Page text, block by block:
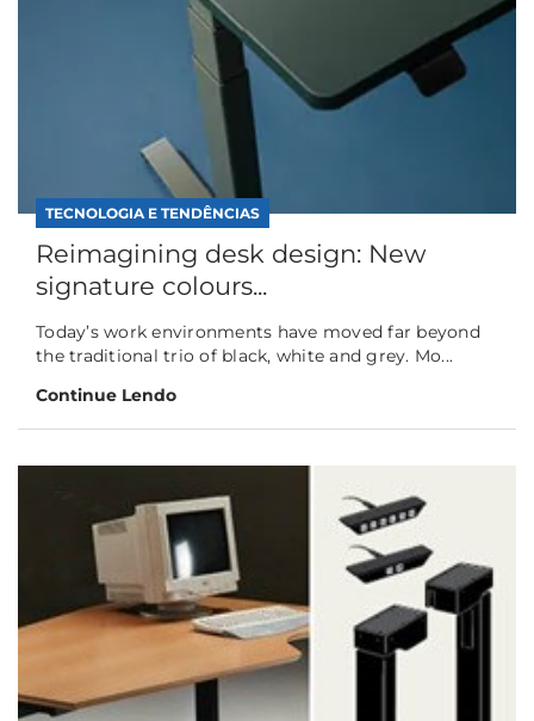
TECNOLOGIA E TENDÊNCIAS
Reimagining desk design: New
signature colours...
Today’s work environments have moved far beyond
the traditional trio of black, white and grey. Mo...
Continue Lendo